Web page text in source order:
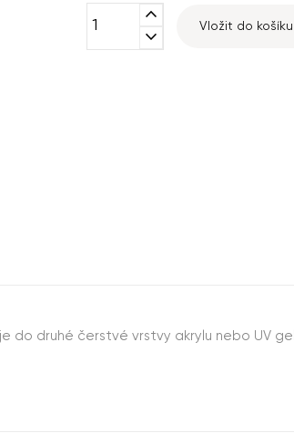
expand_less
expand_more
Vložit do košíku
do druhé čerstvé vrstvy akrylu nebo UV